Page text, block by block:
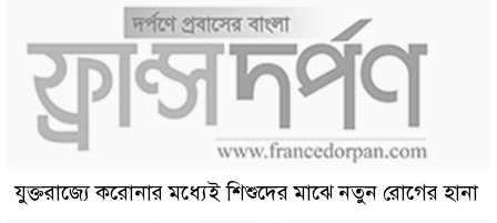
যুক্তরাজ্যে করোনার মধ্যেই শিশুদের মাঝে নতুন রোগের হানা